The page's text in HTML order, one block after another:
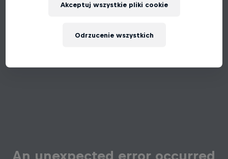
An unexpected error occurred
Odrzucenie wszystkich
Akceptuj wszystkie pliki cookie